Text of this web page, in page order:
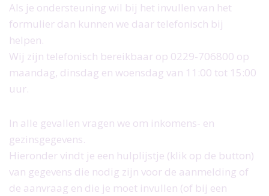
Jaarverslagen
Inschrijven nieuwsbrief
Meldingen- en klachtenregeling
Integriteit
Vacatures
Doe mee als vrijwilliger
Als je ondersteuning wil bij het invullen van het
formulier dan kunnen we daar telefonisch bij
helpen.
Wij zijn telefonisch bereikbaar op 0229-706800 op
maandag, dinsdag en woensdag van 11:00 tot 15:00
uur.
In alle gevallen vragen we om inkomens- en
gezinsgegevens.
Hieronder vindt je een hulplijstje (klik op de button)
van gegevens die nodig zijn voor de aanmelding of
de aanvraag en die je moet invullen (of bij een